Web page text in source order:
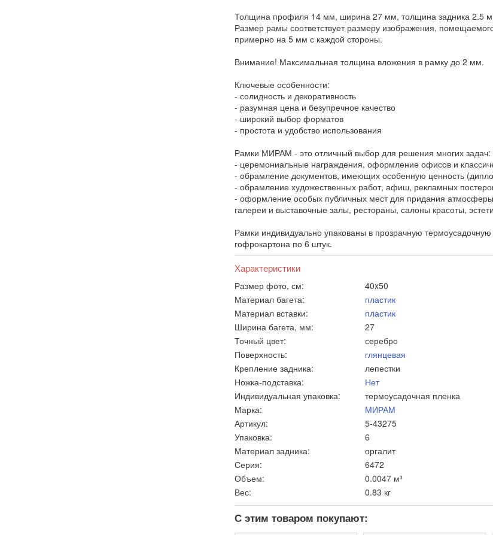
Толщина профиля 14 мм, ширина 27 мм, толщина задника 2.5
Размер рамы соответствует размеру изображения,
примерно на 5 мм с каждой стороны.
Внимание! Максимальная толщина вложения в рамку до 2 мм.
Ключевые особенности:
- солидность и декоративность
- разумная цена и безупречное качество
- широкий выбор форматов
- простота и удобство использования
Рамки МИРАМ - это отличный выбор для решения многих задач:
- церемониальные награждения, оформление офисов и
- обрамление документов, имеющих особенную ценность
- обрамление художественных работ, афиш, рекламных
- оформление особых публичных мест для придания
галереи и выставочные залы, рестораны, салоны красоты,
Рамки индивидуально упакованы в прозрачную
гофрокартона по 6 штук.
Характеристики
Размер фото, см:
40x50
Материал багета:
пластик
Материал вставки:
пластик
Ширина багета, мм:
27
Точный цвет:
серебро
Поверхность:
глянцевая
Крепление задника:
лепестки
Ножка-подставка:
Нет
Индивидуальная упаковка:
термоусадочная пленка
Марка:
МИРАМ
Артикул:
5-43275
Упаковка:
6
Материал задника:
оргалит
Серия:
6472
Объем:
0.0047 м³
Вес:
0.83 кг
С этим товаром покупают: